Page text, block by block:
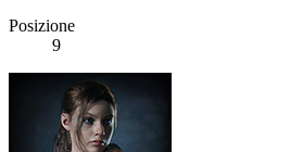
Posizione
9